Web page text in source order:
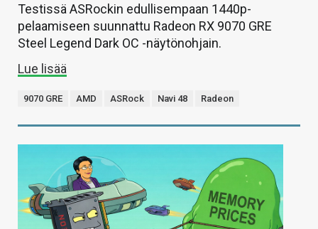
Testissä ASRockin edullisempaan 1440p-
pelaamiseen suunnattu Radeon RX 9070 GRE
Steel Legend Dark OC -näytönohjain.
Lue lisää
9070 GRE AMD ASRock Navi 48 Radeon